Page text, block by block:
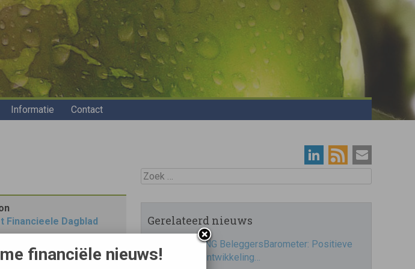
Informatie Contact
Financieele Dagblad
Zoek
Gerelateerd nieuws
ING BeleggersBarometer: Positieve
ontwikkeling…
financiële nieuws!